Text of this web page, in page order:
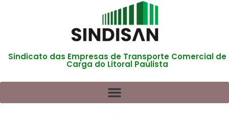
Sindicato das Empresas de Transporte Comercial de
Carga do Litoral Paulista